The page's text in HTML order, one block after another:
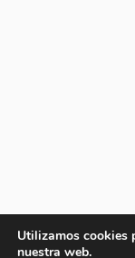
Utilizamos cookies
nuestra web.